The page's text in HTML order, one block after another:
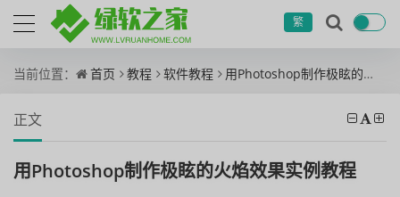
繁
当前位置： 首页 教程 软件教程 用Photoshop制作极眩的火焰效果实例教程
正文
用Photoshop制作极眩的火焰效果实例教程